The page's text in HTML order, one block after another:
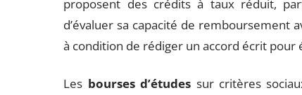
proposent des crédits à taux réduit,
d’évaluer sa capacité de remboursement
à condition de rédiger un accord écrit
Les bourses d’études sur critères